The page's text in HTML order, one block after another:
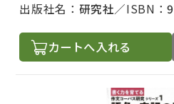
出版社名： 研究社 ISBN：
カートへ入れる